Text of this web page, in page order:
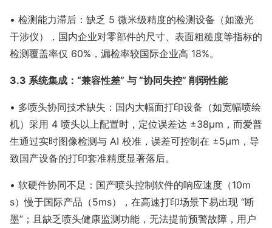
• 检测能力滞后：缺乏 5 微米级精度的检测设备（如激光
干涉仪），国内企业对零部件的尺寸、表面粗糙度等指标的
检测覆盖率仅 60%，漏检率较国际企业高 18%。
3.3 系统集成：“兼容性差” 与 “协同失控” 削弱性能
• 多喷头协同技术缺失：国内大幅面打印设备（如宽幅喷绘
机）采用 4 喷头以上配置时，定位误差达 ±38μm，而爱普
生通过实时图像检测与 AI 校准，误差可控制在 ±5μm，导
致国产设备的打印套准精度显著落后。
• 软硬件协同不足：国产喷头控制软件的响应速度（10m
s）慢于国际产品（5ms），在高速打印场景下易出现 “断
墨”；且缺乏喷头健康监测功能，无法提前预警故障，用户